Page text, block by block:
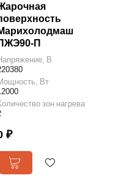
П
В
Вт
зон нагрева
₽